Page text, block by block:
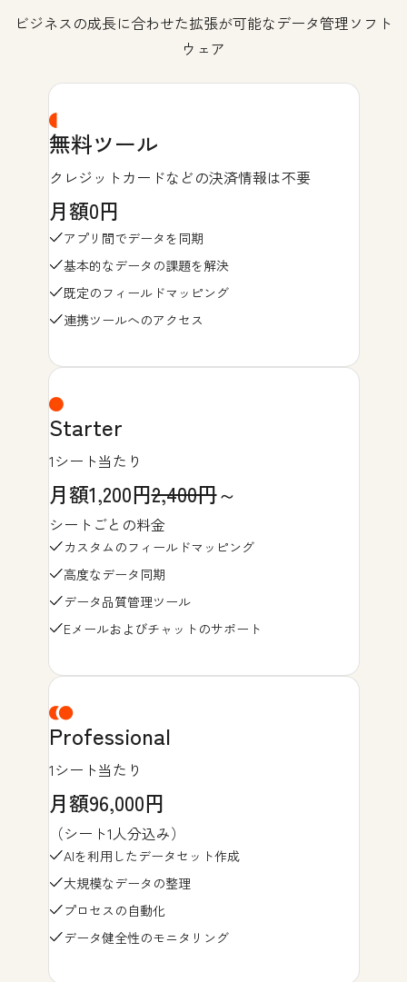
ビジネスの成長に合わせた拡張が可能なデータ管理ソフト
ウェア
無料ツール
クレジットカードなどの決済情報は不要
月額0円
アプリ間でデータを同期
基本的なデータの課題を解決
既定のフィールドマッピング
連携ツールへのアクセス
Starter
1シート当たり
月額1,200円2,400円～
シートごとの料金
カスタムのフィールドマッピング
高度なデータ同期
データ品質管理ツール
Eメールおよびチャットのサポート
Professional
1シート当たり
月額96,000円
（シート1人分込み）
AIを利用したデータセット作成
大規模なデータの整理
プロセスの自動化
データ健全性のモニタリング